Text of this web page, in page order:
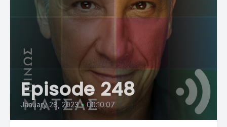
Episode 248
January 28, 2023 • 00:10:07